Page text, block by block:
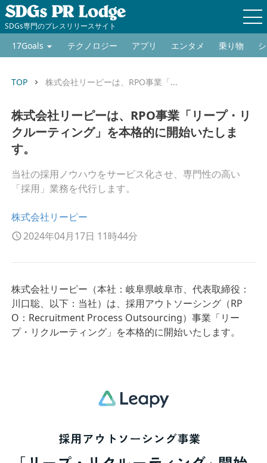
SDGs専門のプレスリリースサイト
17Goals テクノロジー アプリ エンタメ 乗り物
TOP keyboard_arrow_right 株式会社リーピーは、RPO事業「...
株式会社リーピーは、RPO事業「リープ・リ
クルーティング」を本格的に開始いたしま
す。
当社の採用ノウハウをサービス化させ、専門性の高い
「採用」業務を代行します。
株式会社リーピー
2024年04月17日 11時44分
株式会社リーピー（本社：岐阜県岐阜市、代表取締役：
川口聡、以下：当社）は、採用アウトソーシング（RP
O：Recruitment Process Outsourcing）事業「リー
プ・リクルーティング」を本格的に開始いたします。